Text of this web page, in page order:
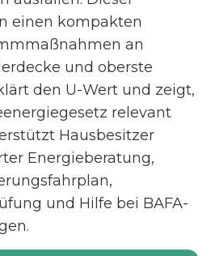
einen kompakten
an
und oberste
den U-Wert und zeigt,
relevant
Hausbesitzer
Energieberatung,
und Hilfe bei BAFA-